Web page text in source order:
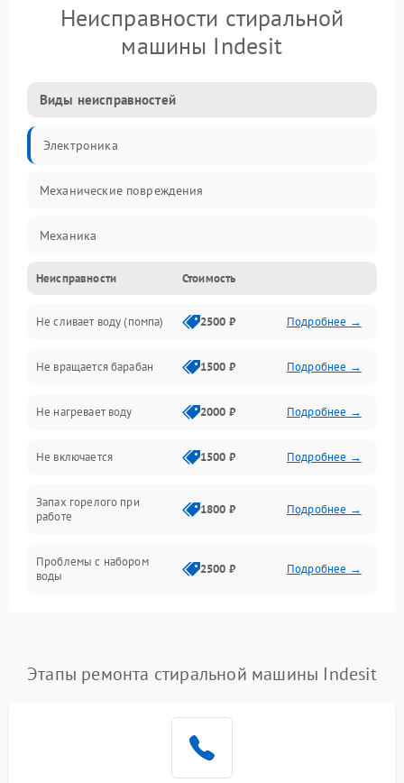
Неисправности стиральной
машины Indesit
Виды неисправностей
Электроника
Механические повреждения
Механика
Электропитание
Водоснабжение
Слив
Программное обеспечение
Неисправности Стоимость
Не сливает воду (помпа) 2500 ₽ Подробнее →
Не вращается барабан 1500 ₽ Подробнее →
Не нагревает воду 2000 ₽ Подробнее →
Не включается 1500 ₽ Подробнее →
Запах горелого при
работе
1800 ₽ Подробнее →
Проблемы с набором
воды
2500 ₽ Подробнее →
Подробнее →
Этапы ремонта стиральной машины Indesit